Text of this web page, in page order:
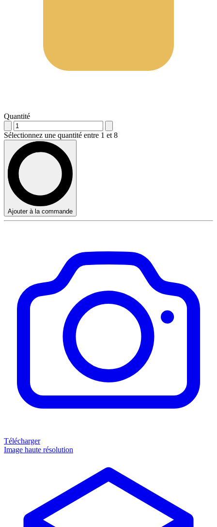
Quantité
Sélectionnez une quantité entre 1 et 8
Ajouter à la commande
Télécharger
Image haute résolution